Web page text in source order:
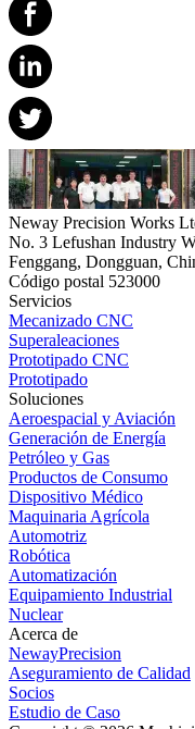
Neway Precision Works
No. 3 Lefushan Industry
Fenggang, Dongguan,
Código postal 523000
Servicios
Mecanizado CNC
Superaleaciones
Prototipado CNC
Prototipado
Soluciones
Aeroespacial y Aviación
Generación de Energía
Petróleo y Gas
Productos de Consumo
Dispositivo Médico
Maquinaria Agrícola
Automotriz
Robótica
Automatización
Equipamiento Industrial
Nuclear
Acerca de
NewayPrecision
Aseguramiento de Calidad
Socios
Estudio de Caso